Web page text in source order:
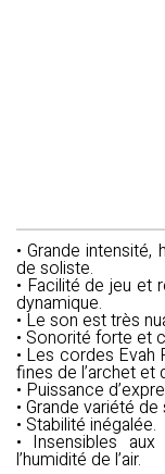
• Grande
de soliste.
• Facilité de jeu et
dynamique.
• Le son est très
• Sonorité forte et
• Les cordes Evah
fines de l’archet et
• Puissance
• Grande variété de
• Stabilité inégalée.
• Insensibles
l’humidité de l’air.